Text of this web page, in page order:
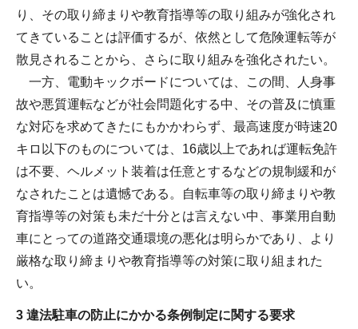
り、その取り締まりや教育指導等の取り組みが強化され
てきていることは評価するが、依然として危険運転等が
散見されることから、さらに取り組みを強化されたい。
一方、電動キックボードについては、この間、人身事
故や悪質運転などが社会問題化する中、その普及に慎重
な対応を求めてきたにもかかわらず、最高速度が時速20
キロ以下のものについては、16歳以上であれば運転免許
は不要、ヘルメット装着は任意とするなどの規制緩和が
なされたことは遺憾である。自転車等の取り締まりや教
育指導等の対策も未だ十分とは言えない中、事業用自動
車にとっての道路交通環境の悪化は明らかであり、より
厳格な取り締まりや教育指導等の対策に取り組まれた
い。
3 違法駐車の防止にかかる条例制定に関する要求